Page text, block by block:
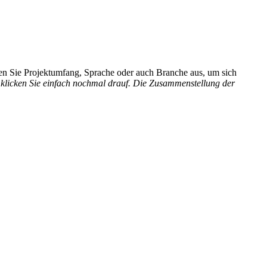
Sie Projektumfang, Sprache oder auch Branche aus, um sich
Sie einfach nochmal drauf. Die Zusammenstellung der